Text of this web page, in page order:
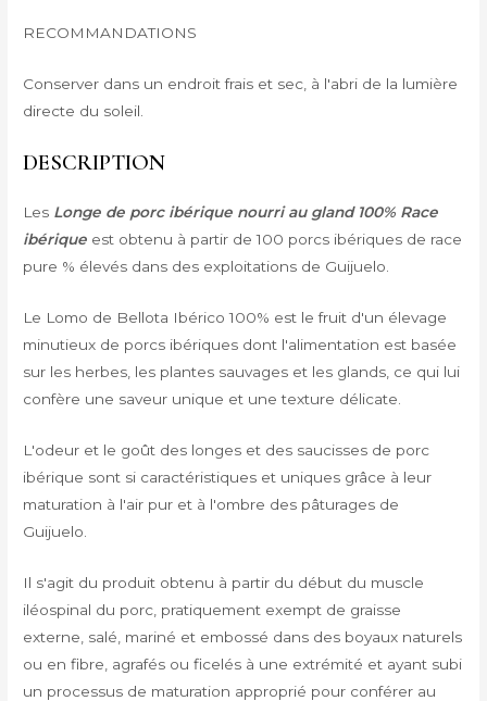
RECOMMANDATIONS
Conserver dans un endroit frais et sec, à l'abri de la lumière
directe du soleil.
DESCRIPTION
Les Longe de porc ibérique nourri au gland 100% Race
ibérique est obtenu à partir de 100 porcs ibériques de race
pure % élevés dans des exploitations de Guijuelo.
Le Lomo de Bellota Ibérico 100% est le fruit d'un élevage
minutieux de porcs ibériques dont l'alimentation est basée
sur les herbes, les plantes sauvages et les glands, ce qui lui
confère une saveur unique et une texture délicate.
L'odeur et le goût des longes et des saucisses de porc
ibérique sont si caractéristiques et uniques grâce à leur
maturation à l'air pur et à l'ombre des pâturages de
Guijuelo.
Il s'agit du produit obtenu à partir du début du muscle
iléospinal du porc, pratiquement exempt de graisse
externe, salé, mariné et embossé dans des boyaux naturels
ou en fibre, agrafés ou ficelés à une extrémité et ayant subi
un processus de maturation approprié pour conférer au